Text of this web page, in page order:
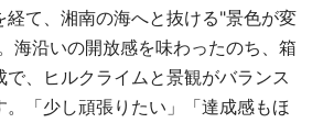
て、湘南の海へと抜ける"景色が変
海沿いの開放感を味わったのち、箱
、ヒルクライムと景観がバランス
。「少し頑張りたい」「達成感もほ